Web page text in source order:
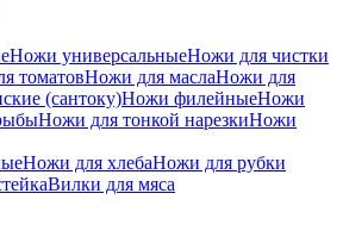
Ножи универсальныеНожи для чистки
томатовНожи для маслаНожи для
(сантоку)Ножи филейныеНожи
Ножи для тонкой нарезкиНожи
Ножи для хлебаНожи для рубки
Вилки для мяса